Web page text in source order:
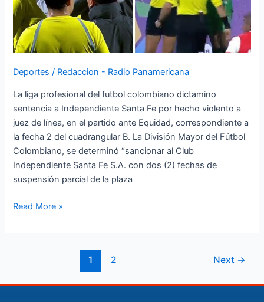
Deportes / Redaccion - Radio Panamericana
La liga profesional del futbol colombiano dictamino
sentencia a Independiente Santa Fe por hecho violento a
juez de línea, en el partido ante Equidad, correspondiente a
la fecha 2 del cuadrangular B. La División Mayor del Fútbol
Colombiano, se determinó “sancionar al Club
Independiente Santa Fe S.A. con dos (2) fechas de
suspensión parcial de la plaza
juez
de
línea
Read More »
1 2 Next →